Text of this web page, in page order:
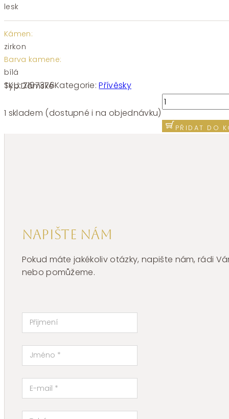
lesk
Kámen:
zirkon
Barva kamene:
bílá
SKU:Z107376Kategorie:Přívěsky
Typ:Dámské
1 skladem (dostupné i na objednávku)
Přívěšek
znamení
panna
žluté
PŘIDAT DO
Napište nám
Pokud máte jakékoliv otázky, napište nám, rádi
nebo pomůžeme.